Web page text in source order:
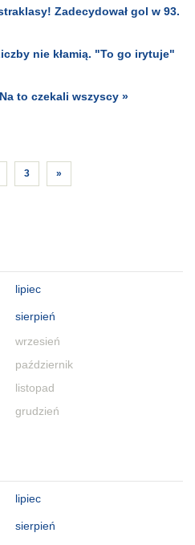
lipiec
sierpień
wrzesień
październik
listopad
grudzień
lipiec
sierpień
Zadecydował gol w 93.
nie kłamią. "To go irytuje"
to czekali wszyscy »
3 »